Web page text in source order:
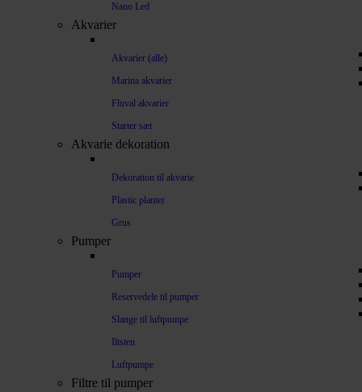
Nano Led
Akvarier
Akvarier (alle)
Marina akvarier
Fluval akvarier
Starter sæt
Akvarie dekoration
Dekoration til akvarie
Plastic planter
Grus
Pumper
Pumper
Reservedele til pumper
Slange til luftpumpe
Iltsten
Luftpumpe
Filtre til pumper